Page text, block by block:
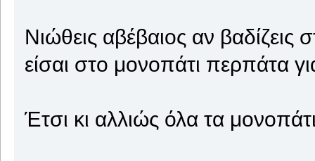
Νιώθεις αβέβαιος αν
είσαι στο μονοπάτι περπάτα
Έτσι κι αλλιώς όλα τα